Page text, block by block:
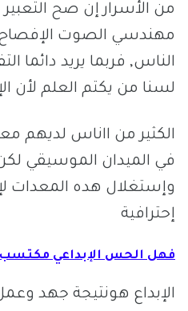
من الأسرار إن صح التعبير
مهندسي الصوت الإفصاح
الناس, فربما يريد دائما
لسنا من يكتم العلم لأن
الكثير من ااناس لديهم
في الميدان الموسيقي
وإستغلال هده المعدات
إحترافية
فهل الحس الإبداعي
الإبداع هونتيجة جهد